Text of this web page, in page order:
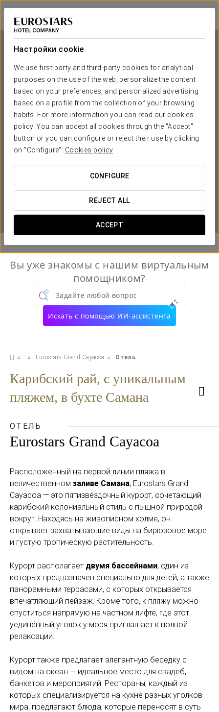
Настройки cookie
We use first-party and third-party cookies for analytical
purposes on the use of the web, personalize the content
based on your preferences, and personalized advertising
based on a profile from the collection of your browsing
habits. For more information you can read our cookies
policy. You can accept all cookies through the "Accept"
button or you can configure or reject their use by clicking
on "Configure". Cookies policy
CONFIGURE
REJECT ALL
ACCEPT
Eurostars Grand Cayacoa
САМАНА
Eurostars Grand Cayacoa
САМАНА
 
Вы уже знакомы с нашим виртуальным
помощником?
Задайте любой вопрос
Искать с помощью ИИ-ассистента
Eurostars Grand Cayacoa Отель
Карибский рай, с уникальным
пляжем, в бухте Самана
ОТЕЛЬ
Eurostars Grand Cayacoa
Расположенный на первой линии пляжа в
величественном заливе Самана, Eurostars Grand
Cayacoa — это пятизвёздочный курорт, сочетающий
карибский колониальный стиль с пышной природой
вокруг. Находясь на живописном холме, он
открывает захватывающие виды на бирюзовое море
и густую тропическую растительность.
Курорт располагает двумя бассейнами, один из
которых предназначен специально для детей, а также
панорамными террасами, с которых открывается
впечатляющий пейзаж. Кроме того, к пляжу можно
спуститься напрямую на частном лифте, где этот
уединённый уголок у моря приглашает к полной
релаксации.
Курорт также предлагает элегантную беседку с
видом на океан — идеальное место для свадеб,
банкетов и мероприятий. Рестораны, каждый из
которых специализируется на кухне разных уголков
мира, предлагают блюда, которые переносят в суть